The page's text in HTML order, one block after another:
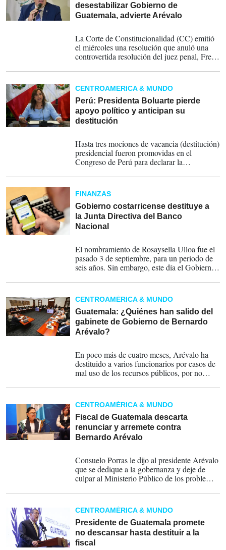
desestabilizar Gobierno de
Guatemala, advierte Arévalo
La Corte de Constitucionalidad (CC) emitió
el miércoles una resolución que anuló una
controvertida resolución del juez penal, Fredy
cargo de presidente.
CENTROAMÉRICA & MUNDO
Perú: Presidenta Boluarte pierde
apoyo político y anticipan su
destitución
Hasta tres mociones de vacancia (destitución)
presidencial fueron promovidas en el
Congreso de Perú para declarar la
Estado para enfrentar a la inseguridad
ciudadana y el crimen organizado.
FINANZAS
Gobierno costarricense destituye a
la Junta Directiva del Banco
Nacional
El nombramiento de Rosaysella Ulloa fue el
pasado 3 de septiembre, para un periodo de
seis años. Sin embargo, este día el Gobierno
CENTROAMÉRICA & MUNDO
Guatemala: ¿Quiénes han salido del
gabinete de Gobierno de Bernardo
Arévalo?
En poco más de cuatro meses, Arévalo ha
destituido a varios funcionarios por casos de
mal uso de los recursos públicos, por no
fueron señalados por hechos de corrupción.
CENTROAMÉRICA & MUNDO
Fiscal de Guatemala descarta
renunciar y arremete contra
Bernardo Arévalo
Consuelo Porras le dijo al presidente Arévalo
que se dedique a la gobernanza y deje de
culpar al Ministerio Público de los problemas
CENTROAMÉRICA & MUNDO
Presidente de Guatemala promete
no descansar hasta destituir a la
fiscal